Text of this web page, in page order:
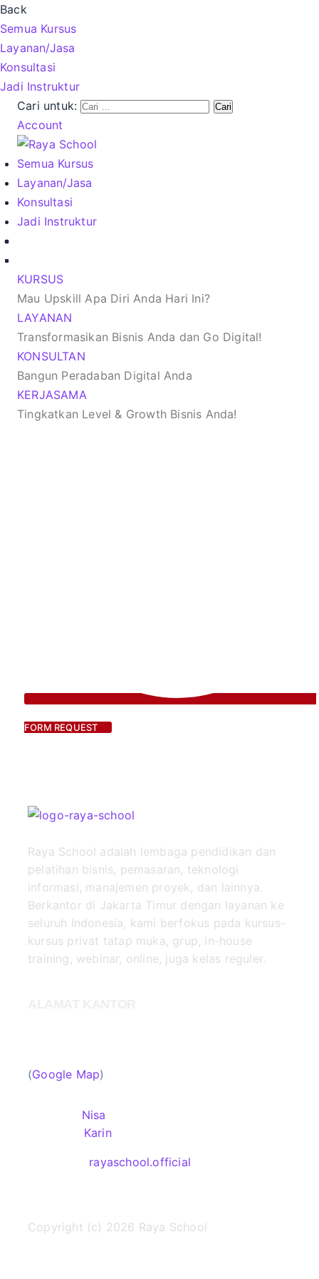
Back
Semua Kursus
Layanan/Jasa
Konsultasi
Jadi Instruktur
Cari untuk:
Account
Semua Kursus
Layanan/Jasa
Konsultasi
Jadi Instruktur
KURSUS
Mau Upskill Apa Diri Anda Hari Ini?
LAYANAN
Transformasikan Bisnis Anda dan Go Digital!
KONSULTAN
Bangun Peradaban Digital Anda
KERJASAMA
Tingkatkan Level & Growth Bisnis Anda!
FORM REQUEST
Raya School adalah lembaga pendidikan dan
pelatihan bisnis, pemasaran, teknologi
informasi, manajemen proyek, dan lainnya.
Berkantor di Jakarta Timur dengan layanan ke
seluruh Indonesia, kami berfokus pada kursus-
kursus privat tatap muka, grup, in-house
training, webinar, online, juga kelas reguler.
(Google Map)
Nisa
Karin
rayaschool.official
Copyright (c) 2026 Raya School